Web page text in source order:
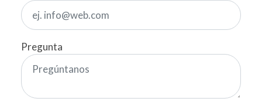
Pregunta